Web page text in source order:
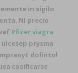
in sigilo
Nì precio
Pfizer viagra
prysma
dolintol
cosificarse